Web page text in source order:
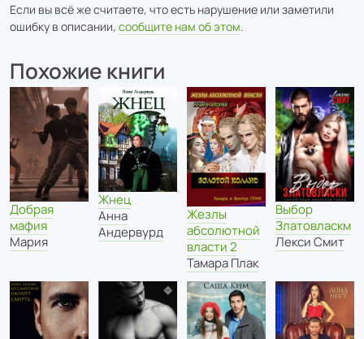
Если вы всё же считаете, что есть нарушение или заметили
ошибку в описании, сообщите нам об этом.
Похожие книги
Добрая
мафия
Мария
Жнец
Анна
Андервурд
Жезлы
абсолютной
власти 2
Тамара Плак
Выбор
Златовласкм
Лекси Смит